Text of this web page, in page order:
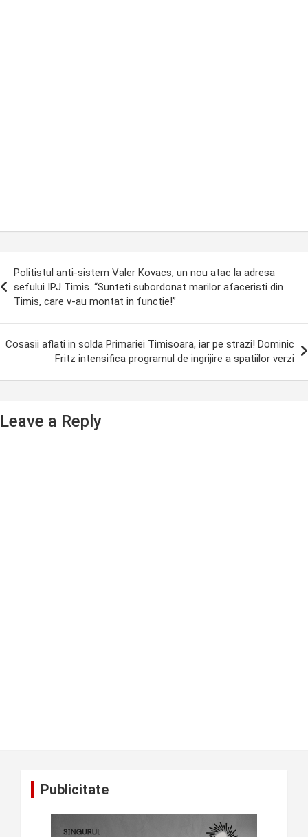
Politistul anti-sistem Valer Kovacs, un nou atac la adresa
sefului IPJ Timis. “Sunteti subordonat marilor afaceristi din
Timis, care v-au montat in functie!”
Cosasii aflati in solda Primariei Timisoara, iar pe strazi! Dominic
Fritz intensifica programul de ingrijire a spatiilor verzi
Leave a Reply
Publicitate